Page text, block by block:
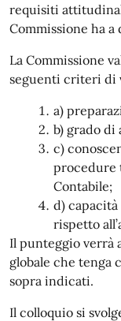
requisiti
Commissione ha a
La Commissione
seguenti criteri di
a)
b) grado di
c)
procedure
Contabile;
d)
rispetto
Il punteggio verrà
globale che tenga
sopra indicati.
Il colloquio si